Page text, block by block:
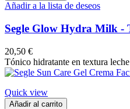
Añadir a la lista de deseos
Segle Glow Hydra Milk -
20,50 €
Tónico hidratante en textura
Quick view
Añadir al carrito